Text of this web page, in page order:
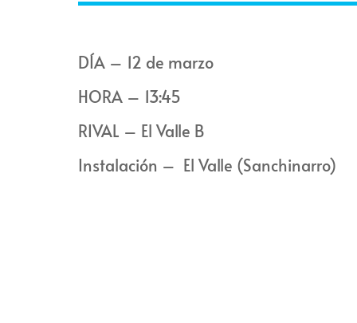
DÍA – 12 de marzo
HORA – 13:45
RIVAL – El Valle B
Instalación – El Valle (Sanchinarro)